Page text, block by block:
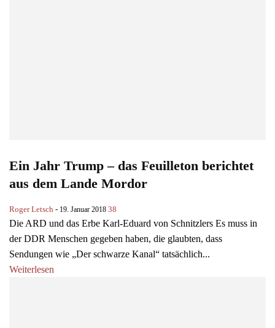
Ein Jahr Trump – das Feuilleton berichtet
aus dem Lande Mordor
Roger Letsch - 19. Januar 2018 38
Die ARD und das Erbe Karl-Eduard von Schnitzlers Es muss in
der DDR Menschen gegeben haben, die glaubten, dass
Sendungen wie „Der schwarze Kanal“ tatsächlich...
Weiterlesen